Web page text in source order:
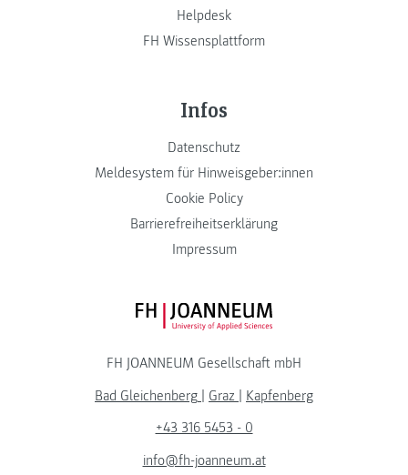
Helpdesk
FH Wissensplattform
Infos
Datenschutz
Meldesystem für Hinweisgeber:innen
Cookie Policy
Barrierefreiheitserklärung
Impressum
FH JOANNEUM Logo
FH JOANNEUM Gesellschaft mbH
Bad Gleichenberg | Graz | Kapfenberg
+43 316 5453 - 0
info@fh-joanneum.at